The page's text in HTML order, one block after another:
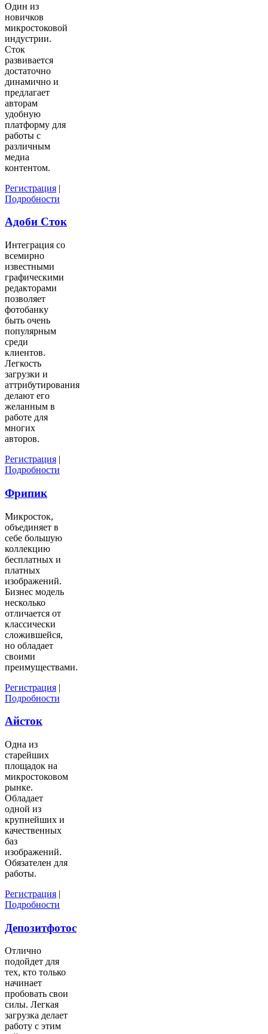
Один из
новичков
микростоковой
индустрии.
Сток
развивается
достаточно
динамично и
предлагает
авторам
удобную
платформу для
работы с
различным
медиа
контентом.
Регистрация |
Подробности
Адоби Сток
Интеграция со
всемирно
известными
графическими
редакторами
позволяет
фотобанку
быть очень
популярным
среди
клиентов.
Легкость
загрузки и
аттрибутирования
делают его
желанным в
работе для
многих
авторов.
Регистрация |
Подробности
Фрипик
Микросток,
объединяет в
себе большую
коллекцию
бесплатных и
платных
изображений.
Бизнес модель
несколько
отличается от
классически
сложившейся,
но обладает
своими
преимуществами.
Регистрация |
Подробности
Айсток
Одна из
старейших
площадок на
микростоковом
рынке.
Обладает
одной из
крупнейших и
качественных
баз
изображений.
Обязателен для
работы.
Регистрация |
Подробности
Депозитфотос
Отлично
подойдет для
тех, кто только
начинает
пробовать свои
силы. Легкая
загрузка делает
работу с этим